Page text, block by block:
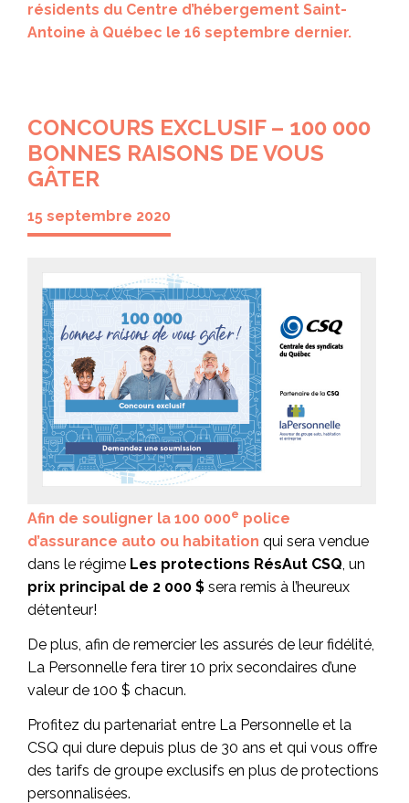
résidents du Centre d’hébergement Saint-
Antoine à Québec le 16 septembre dernier.
CONCOURS EXCLUSIF – 100 000
BONNES RAISONS DE VOUS
GÂTER
15 septembre 2020
Afin de souligner la 100 000e police
d’assurance auto ou habitation qui sera vendue
dans le régime Les protections RésAut CSQ, un
prix principal de 2 000 $ sera remis à l’heureux
détenteur!
De plus, afin de remercier les assurés de leur fidélité,
La Personnelle fera tirer 10 prix secondaires d’une
valeur de 100 $ chacun.
Profitez du partenariat entre La Personnelle et la
CSQ qui dure depuis plus de 30 ans et qui vous offre
des tarifs de groupe exclusifs en plus de protections
personnalisées.